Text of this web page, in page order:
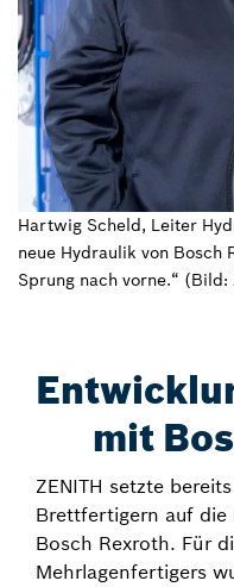
Hartwig Scheld, Leiter
neue Hydraulik von Bosch
Sprung nach vorne.“
mit
ZENITH setzte
Brettfertigern auf die
Bosch Rexroth. Für
Mehrlagenfertigers